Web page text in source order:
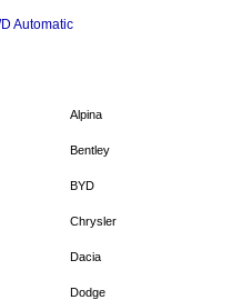
Automatic
Alpina
Bentley
BYD
Chrysler
Dacia
Dodge